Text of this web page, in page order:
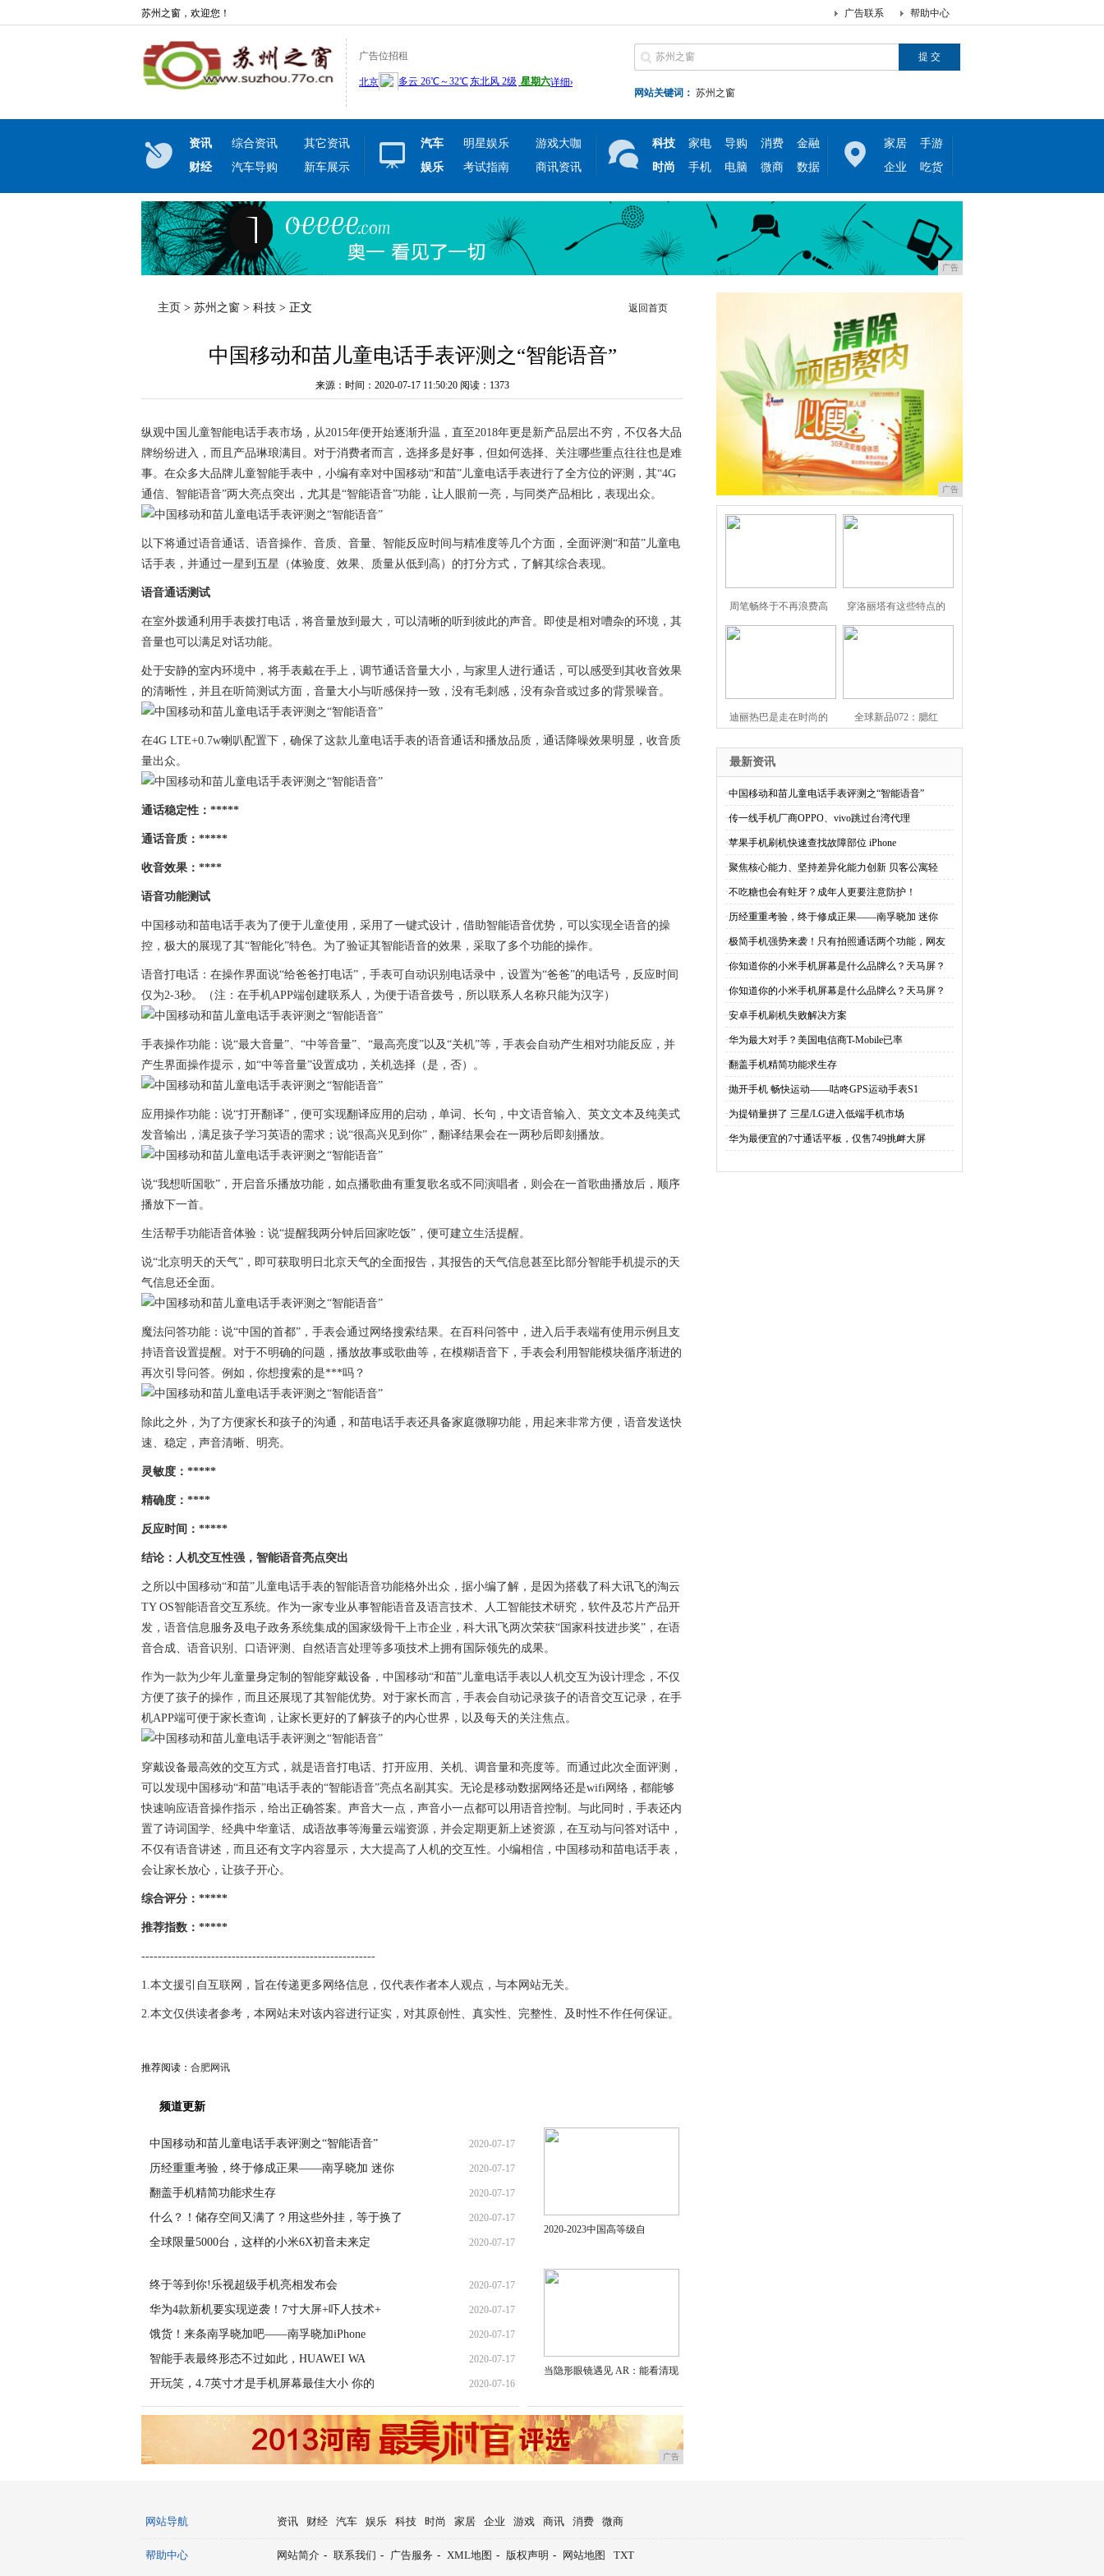
苏州之窗，欢迎您！ 帮助中心
广告联系
广告位招租
网站关键词： 苏州之窗
资讯 综合资讯
其它资讯
财经
汽车导购 新车展示
汽车 明星娱乐
游戏大咖
娱乐
考试指南 商讯资讯
科技 家电 导购 消费
金融
时尚
手机 电脑 微商 数据
家居
手游
企业
吃货
广告
主页 > 苏州之窗 > 科技 > 正文 返回首页
中国移动和苗儿童电话手表评测之“智能语音”
来源：时间：2020-07-17 11:50:20 阅读：1373
纵观中国儿童智能电话手表市场，从2015年便开始逐渐升温，直至2018年更是新产品层出不穷，不仅各大品
牌纷纷进入，而且产品琳琅满目。对于消费者而言，选择多是好事，但如何选择、关注哪些重点往往也是难
事。在众多大品牌儿童智能手表中，小编有幸对中国移动“和苗”儿童电话手表进行了全方位的评测，其“4G
通信、智能语音”两大亮点突出，尤其是“智能语音”功能，让人眼前一亮，与同类产品相比，表现出众。
以下将通过语音通话、语音操作、音质、音量、智能反应时间与精准度等几个方面，全面评测“和苗”儿童电
话手表，并通过一星到五星（体验度、效果、质量从低到高）的打分方式，了解其综合表现。
语音通话测试
在室外拨通利用手表拨打电话，将音量放到最大，可以清晰的听到彼此的声音。即使是相对嘈杂的环境，其
音量也可以满足对话功能。
处于安静的室内环境中，将手表戴在手上，调节通话音量大小，与家里人进行通话，可以感受到其收音效果
的清晰性，并且在听筒测试方面，音量大小与听感保持一致，没有毛刺感，没有杂音或过多的背景噪音。
在4G LTE+0.7w喇叭配置下，确保了这款儿童电话手表的语音通话和播放品质，通话降噪效果明显，收音质
量出众。
通话稳定性：*****
通话音质：*****
收音效果：****
语音功能测试
中国移动和苗电话手表为了便于儿童使用，采用了一键式设计，借助智能语音优势，可以实现全语音的操
控，极大的展现了其“智能化”特色。为了验证其智能语音的效果，采取了多个功能的操作。
语音打电话：在操作界面说“给爸爸打电话”，手表可自动识别电话录中，设置为“爸爸”的电话号，反应时间
仅为2-3秒。（注：在手机APP端创建联系人，为便于语音拨号，所以联系人名称只能为汉字）
手表操作功能：说“最大音量”、“中等音量”、“最高亮度”以及“关机”等，手表会自动产生相对功能反应，并
产生界面操作提示，如“中等音量”设置成功，关机选择（是，否）。
应用操作功能：说“打开翻译”，便可实现翻译应用的启动，单词、长句，中文语音输入、英文文本及纯美式
发音输出，满足孩子学习英语的需求；说“很高兴见到你”，翻译结果会在一两秒后即刻播放。
说“我想听国歌”，开启音乐播放功能，如点播歌曲有重复歌名或不同演唱者，则会在一首歌曲播放后，顺序
播放下一首。
生活帮手功能语音体验：说“提醒我两分钟后回家吃饭”，便可建立生活提醒。
说“北京明天的天气”，即可获取明日北京天气的全面报告，其报告的天气信息甚至比部分智能手机提示的天
气信息还全面。
魔法问答功能：说“中国的首都”，手表会通过网络搜索结果。在百科问答中，进入后手表端有使用示例且支
持语音设置提醒。对于不明确的问题，播放故事或歌曲等，在模糊语音下，手表会利用智能模块循序渐进的
再次引导问答。例如，你想搜索的是***吗？
除此之外，为了方便家长和孩子的沟通，和苗电话手表还具备家庭微聊功能，用起来非常方便，语音发送快
速、稳定，声音清晰、明亮。
灵敏度：*****
精确度：****
反应时间：*****
结论：人机交互性强，智能语音亮点突出
之所以中国移动“和苗”儿童电话手表的智能语音功能格外出众，据小编了解，是因为搭载了科大讯飞的淘云
TY OS智能语音交互系统。作为一家专业从事智能语音及语言技术、人工智能技术研究，软件及芯片产品开
发，语音信息服务及电子政务系统集成的国家级骨干上市企业，科大讯飞两次荣获“国家科技进步奖”，在语
音合成、语音识别、口语评测、自然语言处理等多项技术上拥有国际领先的成果。
作为一款为少年儿童量身定制的智能穿戴设备，中国移动“和苗”儿童电话手表以人机交互为设计理念，不仅
方便了孩子的操作，而且还展现了其智能优势。对于家长而言，手表会自动记录孩子的语音交互记录，在手
机APP端可便于家长查询，让家长更好的了解孩子的内心世界，以及每天的关注焦点。
穿戴设备最高效的交互方式，就是语音打电话、打开应用、关机、调音量和亮度等。而通过此次全面评测，
可以发现中国移动“和苗”电话手表的“智能语音”亮点名副其实。无论是移动数据网络还是wifi网络，都能够
快速响应语音操作指示，给出正确答案。声音大一点，声音小一点都可以用语音控制。与此同时，手表还内
置了诗词国学、经典中华童话、成语故事等海量云端资源，并会定期更新上述资源，在互动与问答对话中，
不仅有语音讲述，而且还有文字内容显示，大大提高了人机的交互性。小编相信，中国移动和苗电话手表，
会让家长放心，让孩子开心。
综合评分：*****
推荐指数：*****
---------------------------------------------------------
1.本文援引自互联网，旨在传递更多网络信息，仅代表作者本人观点，与本网站无关。
2.本文仅供读者参考，本网站未对该内容进行证实，对其原创性、真实性、完整性、及时性不作任何保证。
推荐阅读： 合肥网讯
频道更新
中国移动和苗儿童电话手表评测之“智能语音” 2020-07-17
历经重重考验，终于修成正果——南孚晓加 迷你 2020-07-17
翻盖手机精简功能求生存 2020-07-17
什么？！储存空间又满了？用这些外挂，等于换了 2020-07-17
全球限量5000台，这样的小米6X初音未来定 2020-07-17
终于等到你!乐视超级手机亮相发布会 2020-07-17
华为4款新机要实现逆袭！7寸大屏+吓人技术+ 2020-07-17
饿货！来条南孚晓加吧——南孚晓加iPhone 2020-07-17
智能手表最终形态不过如此，HUAWEI WA 2020-07-17
开玩笑，4.7英寸才是手机屏幕最佳大小 你的 2020-07-16
2020-2023中国高等级自
当隐形眼镜遇见 AR：能看清现
广告
广告
周笔畅终于不再浪费高 穿洛丽塔有这些特点的
迪丽热巴是走在时尚的 全球新品072：腮红
最新资讯
·中国移动和苗儿童电话手表评测之“智能语音”
·传一线手机厂商OPPO、vivo跳过台湾代理
·苹果手机刷机快速查找故障部位 iPhone
·聚焦核心能力、坚持差异化能力创新 贝客公寓轻
·不吃糖也会有蛀牙？成年人更要注意防护！
·历经重重考验，终于修成正果——南孚晓加 迷你
·极简手机强势来袭！只有拍照通话两个功能，网友
·你知道你的小米手机屏幕是什么品牌么？天马屏？
·你知道你的小米手机屏幕是什么品牌么？天马屏？
·安卓手机刷机失败解决方案
·华为最大对手？美国电信商T-Mobile已率
·翻盖手机精简功能求生存
·抛开手机 畅快运动——咕咚GPS运动手表S1
·为提销量拼了 三星/LG进入低端手机市场
·华为最便宜的7寸通话平板，仅售749挑衅大屏
网站导航 资讯 财经 汽车 娱乐 科技 时尚 家居 企业 游戏 商讯 消费 微商
帮助中心 网站简介 - 联系我们 - 广告服务 - XML地图 - 版权声明 - 网站地图 TXT